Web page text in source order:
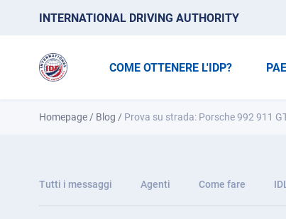
INTERNATIONAL DRIVING AUTHORITY
COME OTTENERE L'IDP?
Homepage / Blog / Prova su strada: Porsche 992 911
Tutti i messaggi Agenti Come fare